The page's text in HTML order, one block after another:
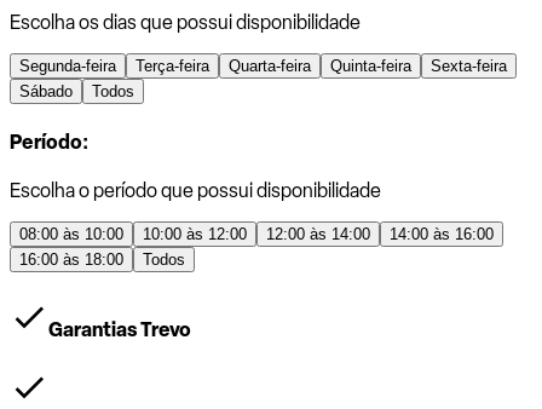
Escolha os dias que possui disponibilidade
Segunda-feira Terça-feira Quarta-feira Quinta-feira
Sexta-feira
Sábado
Todos
Período:
Escolha o período que possui disponibilidade
08:00 às 10:00 10:00 às 12:00 12:00 às 14:00
14:00 às 16:00
16:00 às 18:00
Todos
Garantias Trevo